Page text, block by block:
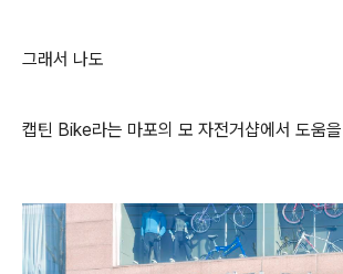
그래서 나도
캡틴 Bike라는 마포의 모 자전거샵에서 도움